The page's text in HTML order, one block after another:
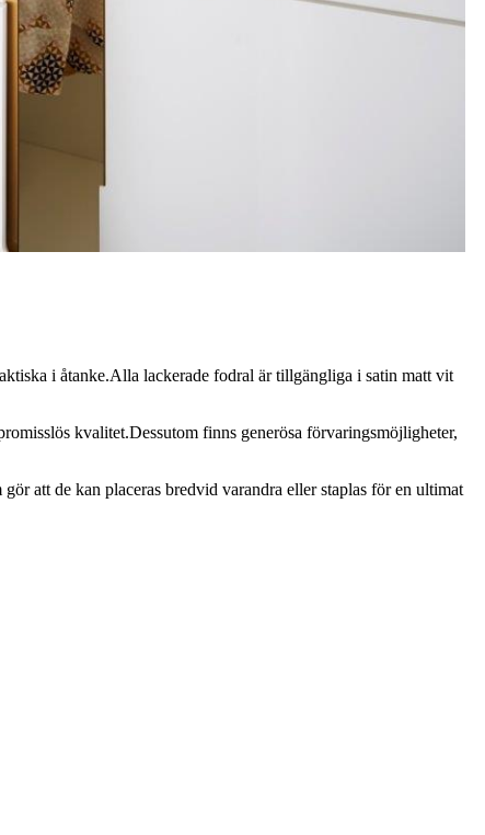
i åtanke.Alla lackerade fodral är tillgängliga i satin matt vit
kvalitet.Dessutom finns generösa förvaringsmöjligheter,
att de kan placeras bredvid varandra eller staplas för en ultimat